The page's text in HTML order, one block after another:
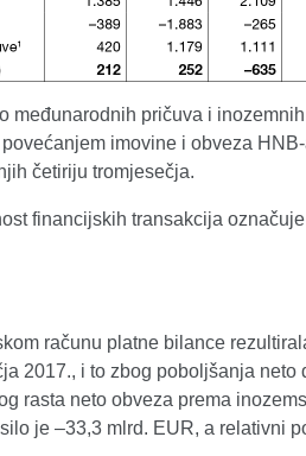
međunarodnih pričuva i
imovine i obveza
četiriju tromjesečja.
financijskih transakcija
računu platne bilance
2017., i to zbog poboljšanja
rasta neto obveza prema
je –33,3 mlrd. EUR, a relativni